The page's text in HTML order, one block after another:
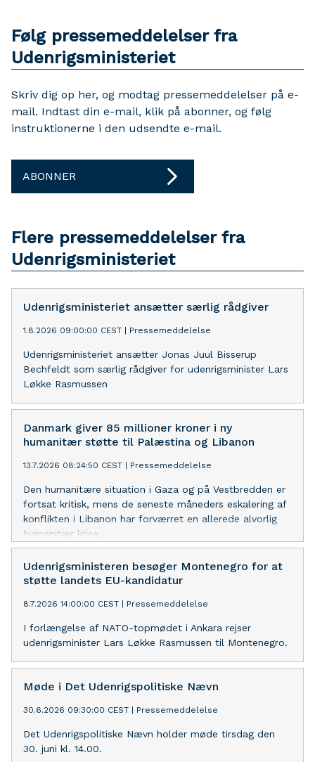
Følg pressemeddelelser fra
Udenrigsministeriet
Skriv dig op her, og modtag pressemeddelelser på e-
mail. Indtast din e-mail, klik på abonner, og følg
instruktionerne i den udsendte e-mail.
ABONNER
Flere pressemeddelelser fra
Udenrigsministeriet
Udenrigsministeriet ansætter særlig rådgiver
1.8.2026 09:00:00 CEST Pressemeddelelse
Udenrigsministeriet ansætter Jonas Juul Bisserup
Bechfeldt som særlig rådgiver for udenrigsminister Lars
Løkke Rasmussen
Danmark giver 85 millioner kroner i ny
humanitær støtte til Palæstina og Libanon
13.7.2026 08:24:50 CEST Pressemeddelelse
Den humanitære situation i Gaza og på Vestbredden er
fortsat kritisk, mens de seneste måneders eskalering af
konflikten i Libanon har forværret en allerede alvorlig
humanitær krise.
Udenrigsministeren besøger Montenegro for at
støtte landets EU-kandidatur
8.7.2026 14:00:00 CEST Pressemeddelelse
I forlængelse af NATO-topmødet i Ankara rejser
udenrigsminister Lars Løkke Rasmussen til Montenegro.
Møde i Det Udenrigspolitiske Nævn
30.6.2026 09:30:00 CEST Pressemeddelelse
Det Udenrigspolitiske Nævn holder møde tirsdag den
30. juni kl. 14.00.